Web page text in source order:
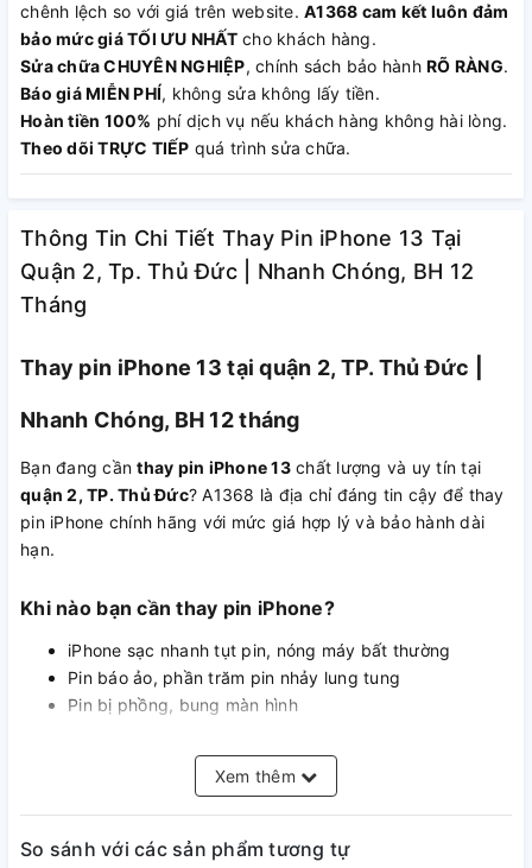
chênh lệch so với giá trên website. A1368 cam kết luôn đảm
bảo mức giá TỐI ƯU NHẤTcho khách hàng.
Sửa chữa CHUYÊN NGHIỆP, chính sách bảo hành RÕ RÀNG.
Báo giá MIỄN PHÍ, không sửa không lấy tiền.
Hoàn tiền 100% phí dịch vụ nếu khách hàng không hài lòng.
Theo dõi TRỰC TIẾP quá trình sửa chữa.
Thông Tin Chi Tiết Thay Pin iPhone 13 Tại
Quận 2, Tp. Thủ Đức | Nhanh Chóng, BH 12
Tháng
Thay pin iPhone 13 tại quận 2, TP. Thủ Đức |
Nhanh Chóng, BH 12 tháng
Bạn đang cầnthay pin iPhone 13chất lượng và uy tín tại
quận 2, TP. Thủ Đức? A1368 là địa chỉ đáng tin cậy để thay
pin iPhone chính hãng với mức giá hợp lý và bảo hành dài
hạn.
Khi nào bạn cần thay pin iPhone?
iPhone sạc nhanh tụt pin, nóng máy bất thường
Pin báo ảo, phần trăm pin nhảy lung tung
Pin bị phồng, bung màn hình
Dùng nhanh hết pin dù chỉ mới thay gần đây (pin kém
chất lượng)
Các loại pin đang thay thế tại A1368
Xem thêm
So sánh với các sản phẩm tương tự